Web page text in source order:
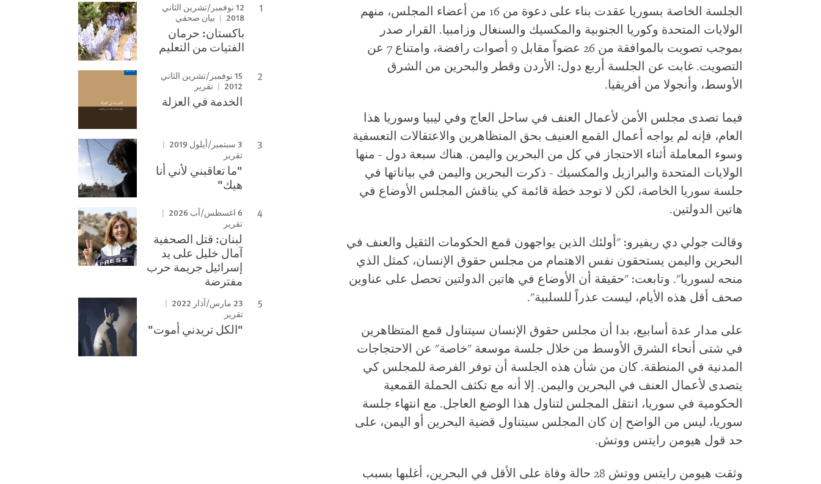
الجلسة الخاصة بسوريا عقدت بناء على دعوة من 16 من أعضاء المجلس، منهم
الولايات المتحدة وكوريا الجنوبية والمكسيك والسنغال وزامبيا. القرار صدر
بموجب تصويت بالموافقة من 26 عضواً مقابل 9 أصوات رافضة، وامتناع 7 عن
التصويت. غابت عن الجلسة أربع دول: الأردن وقطر والبحرين من الشرق
الأوسط، وأنجولا من أفريقيا.
فيما تصدى مجلس الأمن لأعمال العنف في ساحل العاج وفي ليبيا وسوريا هذا
العام، فإنه لم يواجه أعمال القمع العنيف بحق المتظاهرين والاعتقالات التعسفية
وسوء المعاملة أثناء الاحتجاز في كل من البحرين واليمن. هناك سبعة دول - منها
الولايات المتحدة والبرازيل والمكسيك - ذكرت البحرين واليمن في بياناتها في
جلسة سوريا الخاصة، لكن لا توجد خطة قائمة كي يناقش المجلس الأوضاع في
هاتين الدولتين.
وقالت جولي دي ريفيرو: "أولئك الذين يواجهون قمع الحكومات الثقيل والعنف في
البحرين واليمن يستحقون نفس الاهتمام من مجلس حقوق الإنسان، كمثل الذي
منحه لسوريا". وتابعت: "حقيقة أن الأوضاع في هاتين الدولتين تحصل على عناوين
صحف أقل هذه الأيام، ليست عذراً للسلبية".
على مدار عدة أسابيع، بدا أن مجلس حقوق الإنسان سيتناول قمع المتظاهرين
في شتى أنحاء الشرق الأوسط من خلال جلسة موسعة "خاصة" عن الاحتجاجات
المدنية في المنطقة. كان من شأن هذه الجلسة أن توفر الفرصة للمجلس كي
يتصدى لأعمال العنف في البحرين واليمن. إلا أنه مع تكثف الحملة القمعية
الحكومية في سوريا، انتقل المجلس لتناول هذا الوضع العاجل. مع انتهاء جلسة
سوريا، ليس من الواضح إن كان المجلس سيتناول قضية البحرين أو اليمن، على
حد قول هيومن رايتس ووتش.
وثقت هيومن رايتس ووتش 28 حالة وفاة على الأقل في البحرين، أغلبها بسبب
12 نوفمبر/تشرين الثاني
2018
بيان صحفي
باكستان: حرمان
الفتيات من التعليم
15 نوفمبر/تشرين الثاني
2012
تقرير
الخدمة في العزلة
3 سبتمبر/أيلول 2019
تقرير
"ما تعاقبني لأني أنا
هيك"
6 اغسطس/آب 2026
تقرير
لبنان: قتل الصحفية
آمال خليل على يد
إسرائيل جريمة حرب
مفترضة
23 مارس/آذار 2022
تقرير
"الكل تريدني أموت"